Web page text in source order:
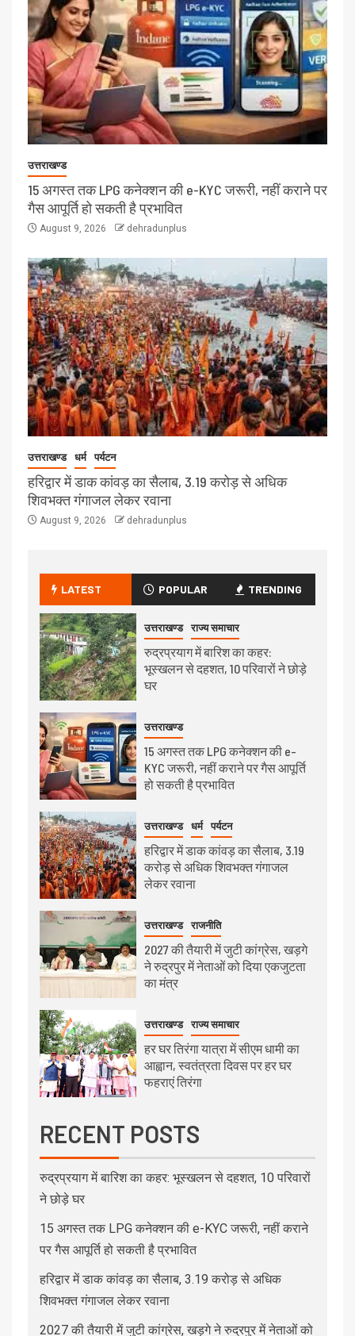
उत्तराखण्ड
15 अगस्त तक LPG कनेक्शन की e-KYC जरूरी, नहीं कराने पर
गैस आपूर्ति हो सकती है प्रभावित
August 9, 2026 dehradunplus
उत्तराखण्ड धर्म पर्यटन
हरिद्वार में डाक कांवड़ का सैलाब, 3.19 करोड़ से अधिक
शिवभक्त गंगाजल लेकर रवाना
August 9, 2026 dehradunplus
LATEST POPULAR TRENDING
उत्तराखण्ड राज्य समाचार
रुद्रप्रयाग में बारिश का कहर:
भूस्खलन से दहशत, 10 परिवारों ने छोड़े
घर
उत्तराखण्ड
15 अगस्त तक LPG कनेक्शन की e-
KYC जरूरी, नहीं कराने पर गैस आपूर्ति
हो सकती है प्रभावित
उत्तराखण्ड धर्म पर्यटन
हरिद्वार में डाक कांवड़ का सैलाब, 3.19
करोड़ से अधिक शिवभक्त गंगाजल
लेकर रवाना
उत्तराखण्ड राजनीति
2027 की तैयारी में जुटी कांग्रेस, खड़गे
ने रुद्रपुर में नेताओं को दिया एकजुटता
का मंत्र
उत्तराखण्ड राज्य समाचार
हर घर तिरंगा यात्रा में सीएम धामी का
आह्वान, स्वतंत्रता दिवस पर हर घर
फहराएं तिरंगा
RECENT POSTS
रुद्रप्रयाग में बारिश का कहर: भूस्खलन से दहशत, 10 परिवारों
ने छोड़े घर
15 अगस्त तक LPG कनेक्शन की e-KYC जरूरी, नहीं कराने
पर गैस आपूर्ति हो सकती है प्रभावित
हरिद्वार में डाक कांवड़ का सैलाब, 3.19 करोड़ से अधिक
शिवभक्त गंगाजल लेकर रवाना
2027 की तैयारी में जुटी कांग्रेस, खड़गे ने रुद्रपुर में नेताओं को